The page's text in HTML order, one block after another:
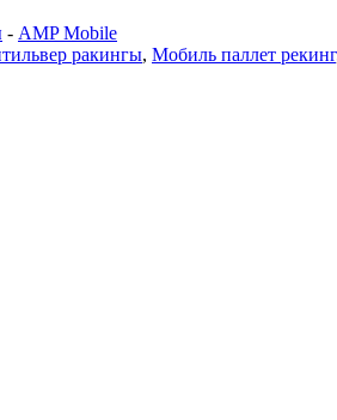
- AMP Mobile
ракингы, Мобиль паллет рекинг